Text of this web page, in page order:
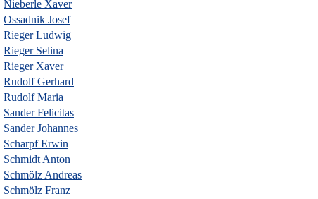
Nieberle Xaver
Ossadnik Josef
Rieger Ludwig
Rieger Selina
Rieger Xaver
Rudolf Gerhard
Rudolf Maria
Sander Felicitas
Sander Johannes
Scharpf Erwin
Schmidt Anton
Schmölz Andreas
Schmölz Franz